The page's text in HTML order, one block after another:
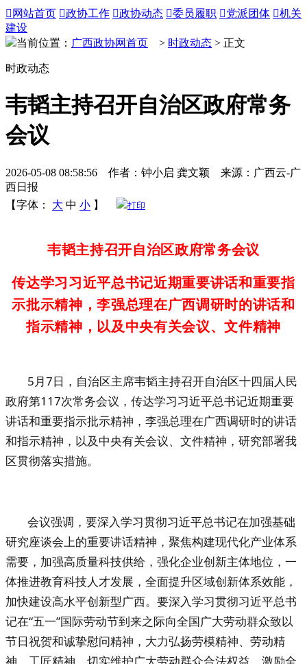
 网站首页 政协工作 政协动态 委员履职 党派团体 机关
建设
当前位置： 广西政协网首页 > 时政动态 > 正文
时政动态
韦韬主持召开自治区政府常务
会议
2026-05-08 08:58:56 作者：钟小启 龚文颖 来源：广西云-广
西日报
【字体：
大 中 小 】 打印
韦韬主持召开自治区政府常务会议
传达学习习近平总书记近期重要讲话和重要指
示批示精神，李强总理在广西调研时的讲话和
指示精神，以及中央有关会议、文件精神
5月7日，自治区主席韦韬主持召开自治区十四届人民
政府第117次常务会议， 传达学习习近平总书记近期重要
讲话和重要指示批示精神，李强总理在广西调研时的讲话
和指示精神，以及中央有关会议、文件精神 ，研究部署我
区贯彻落实措施。
会议强调， 要深入学习贯彻习近平总书记在加强基础
研究座谈会上的重要讲话精神，聚焦构建现代化产业体系
需要，加强高质量科技供给，强化企业创新主体地位，一
体推进教育科技人才发展，全面提升区域创新体系效能，
加快建设高水平创新型广西。 要深入学习贯彻习近平总书
记在“五一”国际劳动节到来之际向全国广大劳动群众致以
节日祝贺和诚挚慰问精神，大力弘扬劳模精神、劳动精
神、工匠精神，切实维护广大劳动群众合法权益，激励全